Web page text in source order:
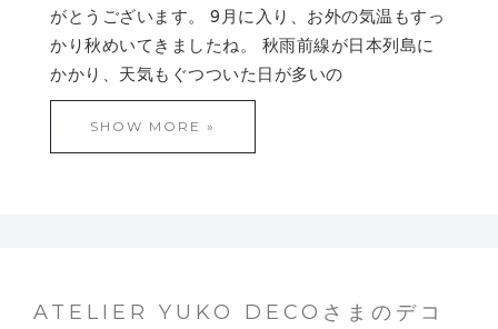
がとうございます。 9月に入り、お外の気温もすっ
かり秋めいてきましたね。 秋雨前線が日本列島に
かかり、天気もぐつついた日が多いの
SHOW MORE »
ATELIER YUKO DECOさまのデコ